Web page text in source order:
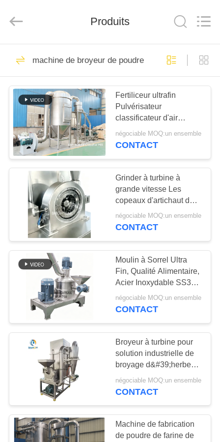
MAISON
PRODUITS
VIDÉOS
AU
SUJET
NOUS
VISITE
DE
L'USINE
CONTRÔLE
QUALITÉ
CONTACTEZ-
NOUS
NOUVELLES
CAS
Brightsail
Machinery
machine de broyeur
de poudre
242
fraiseuse de poudre
70
machine de broyeur
de poudre
machine de
mélangeur de
mélangeur
90
Produits
machine de broyeur de poudre
Fertiliceur ultrafin
Pulvérisateur
classificateur d'air
Moulin à poudre de 10 à
50 microns
négociable MOQ:un ensemble
CONTACT
Grinder à turbine à
grande vitesse Les
copeaux d'artichaut de
Jérusalem séchés
négociable MOQ:un ensemble
CONTACT
Moulin à Sorrel Ultra
Fin, Qualité Alimentaire,
Acier Inoxydable SS304,
Certifié CE
négociable MOQ:un ensemble
CONTACT
Broyeur à turbine pour
solution industrielle de
broyage d&#39;herbes
et d&#39;épices
d&#39;oseille séchée
négociable MOQ:un ensemble
CONTACT
Machine de fabrication
de poudre de farine de